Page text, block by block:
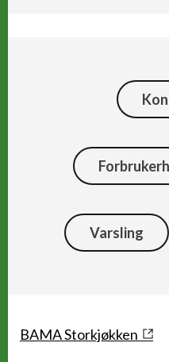
Varsling
Snarveier
BAMA Storkjøkken